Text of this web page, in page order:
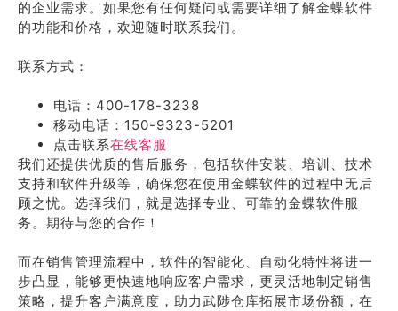
的企业需求。如果您有任何疑问或需要详细了解金蝶软件
的功能和价格，欢迎随时联系我们。
联系方式：
电话：400-178-3238
移动电话：150-9323-5201
点击联系在线客服
我们还提供优质的售后服务，包括软件安装、培训、技术
支持和软件升级等，确保您在使用金蝶软件的过程中无后
顾之忧。选择我们，就是选择专业、可靠的金蝶软件服
务。期待与您的合作！
而在销售管理流程中，软件的智能化、自动化特性将进一
步凸显，能够更快速地响应客户需求，更灵活地制定销售
策略，提升客户满意度，助力武陟仓库拓展市场份额，在